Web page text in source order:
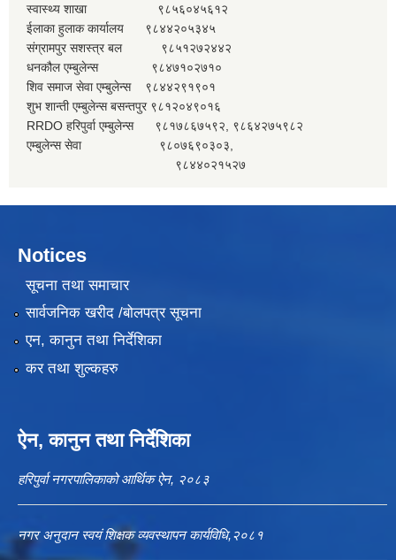
स्वास्थ्य शाखा ९८५६०४५६१२
ईलाका हुलाक कार्यालय ९८४४२०५३४५
संग्रामपुर सशस्त्र बल ९८५१२७२४४२
धनकौल एम्बुलेन्स ९८४७१०२७१०
शिव समाज सेवा एम्बुलेन्स ९८४४२९१९०१
शुभ शान्ती एम्बुलेन्स बसन्तपुर ९८१२०४९०१६
RRDO हरिपुर्वा एम्बुलेन्स ९८१७८६७५९२, ९८६४२७५९८२
एम्बुलेन्स सेवा ९८०७६९०३०३,
९८४४०२१५२७
Notices
सूचना तथा समाचार
सार्वजनिक खरीद /बोलपत्र सूचना
एन, कानुन तथा निर्देशिका
कर तथा शुल्कहरु
ऐन, कानुन तथा निर्देशिका
हरिपुर्वा नगरपालिकाको आर्थिक ऐन, २०८३
नगर अनुदान स्वयं शिक्षक व्यवस्थापन कार्यविधि,२०८१